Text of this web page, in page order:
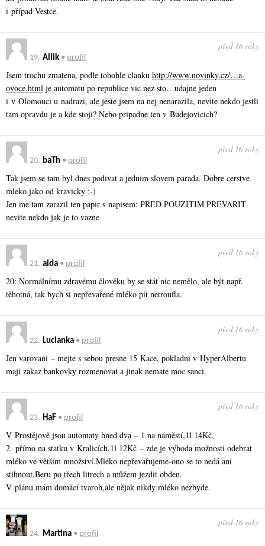
i případ Vestce.
19. Allik • profil
před 16 roky
Jsem trochu zmatena, podle tohohle clanku http://www.novinky.cz/…a-
ovoce.html je automatu po republice vic nez sto…udajne jeden
i v Olomouci u nadrazi, ale jeste jsem na nej nenarazila, nevite nekdo jestli
tam opravdu je a kde stoji? Nebo pripadne ten v Budejovicich?
20. baTh • profil
před 16 roky
Tak jsem se tam byl dnes podivat a jednim slovem parada. Dobre cerstve
mleko jako od kravicky :-)
Jen me tam zarazil ten papir s napisem: PRED POUZITIM PREVARIT
nevite nekdo jak je to vazne
21. aida • profil
před 16 roky
20: Normálnímu zdravému člověku by se stát nic nemělo, ale být např.
těhotná, tak bych si nepřevařené mléko pít netroufla.
22. Lucianka • profil
před 16 roky
Jen varovani – mejte s sebou presne 15 Kace, pokladni v HyperAlbertu
maji zakaz bankovky rozmenovat a jinak nemate moc sanci.
23. HaF • profil
před 16 roky
V Prostějově jsou automaty hned dva – 1.na náměstí,1l 14Kč,
2. přímo na statku v Kralicích,1l 12Kč – zde je výhoda možnosti odebrat
mléko ve větším množství.Mléko nepřevařujeme-ono se to nedá ani
stihnout.Beru po třech litrech a můžem jezdit obden.
V plánu mám domácí tvaroh,ale nějak nikdy mléko nezbyde.
24. Martina • profil
před 16 roky